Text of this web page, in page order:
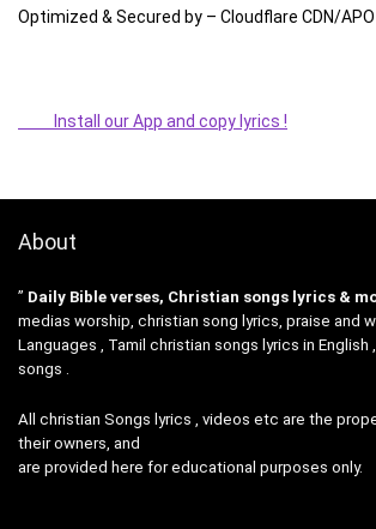
Optimized & Secured by – Cloudflare CDN/APO
Install our App and copy lyrics !
About
” Daily Bible verses, Christian songs lyrics &
medias worship, christian song lyrics, praise and
Languages , Tamil christian songs lyrics in English
songs .
All christian Songs lyrics , videos etc are the
their owners, and
are provided here for educational purposes only.